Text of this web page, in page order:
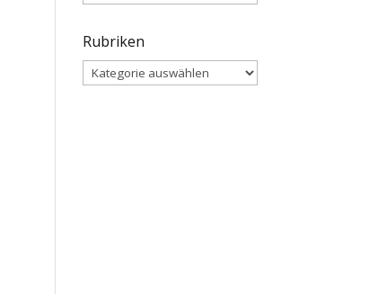
Rubriken
Rubriken